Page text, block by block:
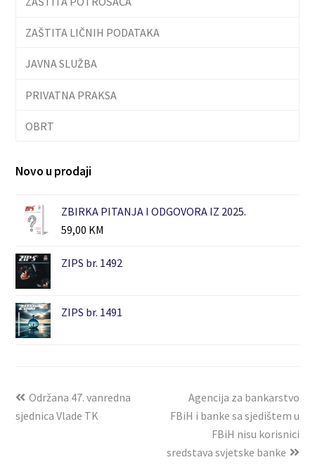
ZAŠTITA LIČNIH PODATAKA
JAVNA SLUŽBA
PRIVATNA PRAKSA
OBRT
Novo u prodaji
ZBIRKA PITANJA I ODGOVORA IZ 2025.
59,00 KM
ZIPS br. 1492
ZIPS br. 1491
Održana 47. vanredna
sjednica Vlade TK
Agencija za bankarstvo
FBiH i banke sa sjedištem u
FBiH nisu korisnici
sredstava svjetske banke